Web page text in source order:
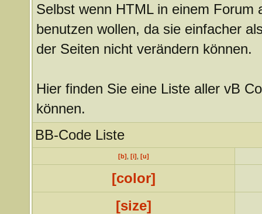
Selbst wenn HTML in einem
benutzen wollen, da sie einfacher
der Seiten nicht verändern können.
Hier finden Sie eine Liste aller vB
können.
BB-Code Liste
[b] [i] [u]
[color]
[size]